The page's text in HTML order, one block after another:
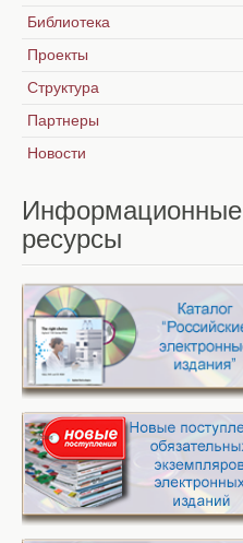
Библиотека
Проекты
Структура
Партнеры
Новости
Информационные
ресурсы